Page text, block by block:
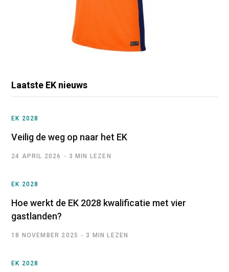
Laatste EK nieuws
EK 2028
Veilig de weg op naar het EK
24 APRIL 2026 3 MIN LEZEN
EK 2028
Hoe werkt de EK 2028 kwalificatie met vier
gastlanden?
18 NOVEMBER 2025 3 MIN LEZEN
EK 2028